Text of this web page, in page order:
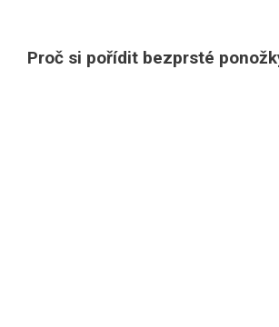
Proč si pořídit bezprsté